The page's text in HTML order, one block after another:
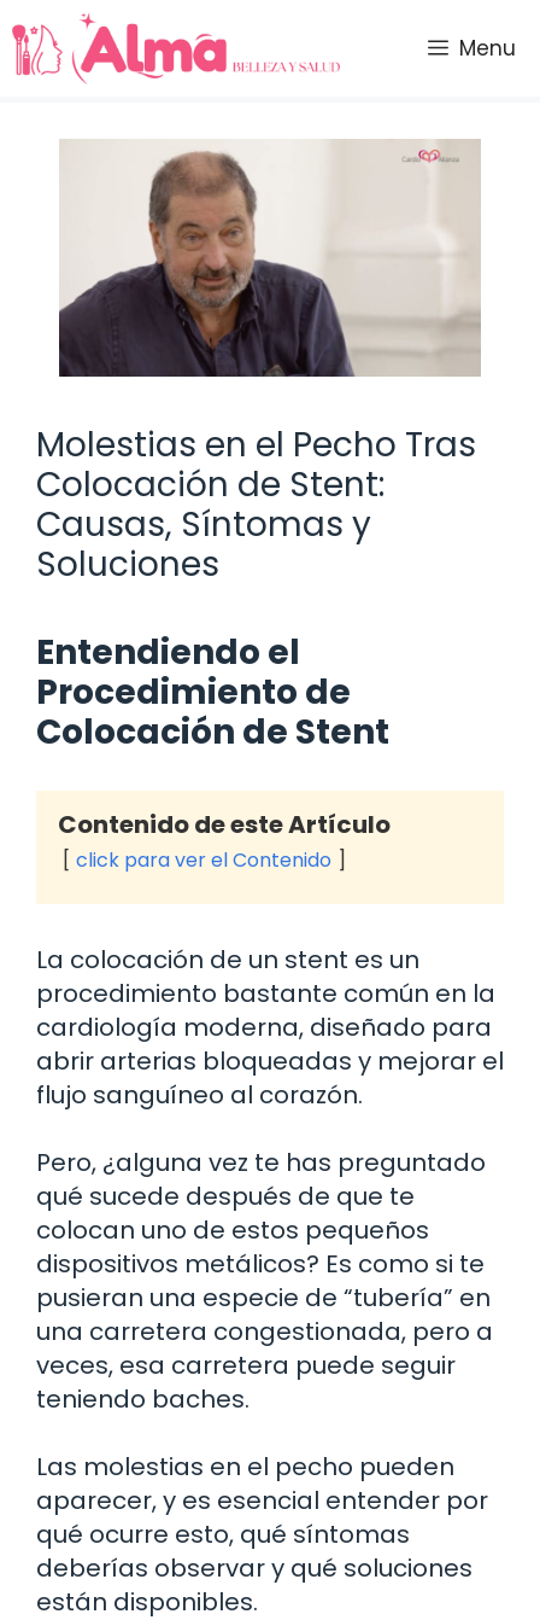
Saltar
al
contenido
Menu
Molestias en el Pecho Tras
Colocación de Stent:
Causas, Síntomas y
Soluciones
Entendiendo el
Procedimiento de
Colocación de Stent
Contenido de este Artículo
click para ver el Contenido
La colocación de un stent es un
procedimiento bastante común en la
cardiología moderna, diseñado para
abrir arterias bloqueadas y mejorar el
flujo sanguíneo al corazón.
Pero, ¿alguna vez te has preguntado
qué sucede después de que te
colocan uno de estos pequeños
dispositivos metálicos? Es como si te
pusieran una especie de “tubería” en
una carretera congestionada, pero a
veces, esa carretera puede seguir
teniendo baches.
Las molestias en el pecho pueden
aparecer, y es esencial entender por
qué ocurre esto, qué síntomas
deberías observar y qué soluciones
están disponibles.